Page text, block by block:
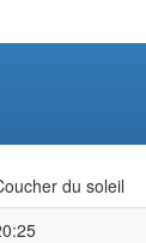
du soleil